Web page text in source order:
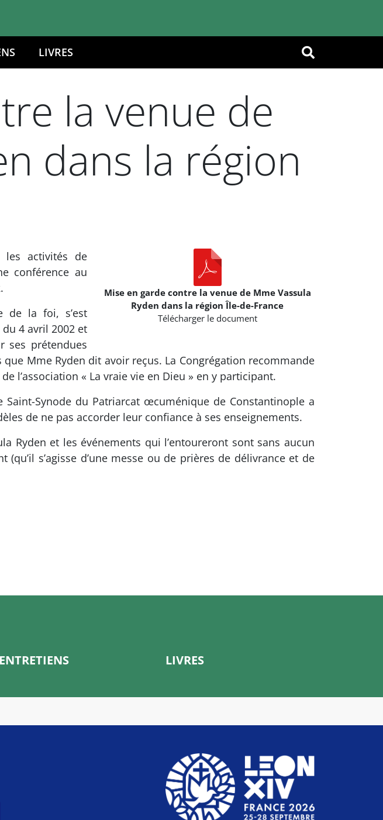
OK
LIVRES
la venue de
dans la région
Mise en garde contre la venue de Mme Vassula
Ryden dans la région Île-de-France
Télécharger le document
les activités de
conférence au
de la foi, s’est
4 avril 2002 et
ses prétendues
Mme Ryden dit avoir reçus. La Congrégation recommande
l’association « La vraie vie en Dieu » en y participant.
Saint-Synode du Patriarcat œcuménique de Constantinople a
de ne pas accorder leur confiance à ses enseignements.
Ryden et les événements qui l’entoureront sont sans aucun
s’agisse d’une messe ou de prières de délivrance et de
ENTRETIENS LIVRES